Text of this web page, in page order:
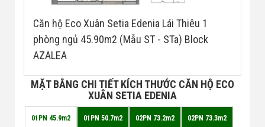
Căn hộ Eco Xuân Setia Edenia Lái Thiêu 1
phòng ngủ 45.90m2 (Mẫu ST - STa) Block
AZALEA
MẶT BẰNG CHI TIẾT KÍCH THƯỚC CĂN HỘ ECO
XUÂN SETIA EDENIA
01PN 45.9m2 01PN 50.7m2 02PN 73.2m2 02PN 73.3m2